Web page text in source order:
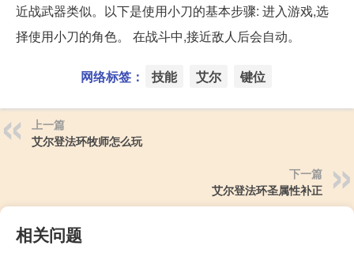
近战武器类似。以下是使用小刀的基本步骤: 进入游戏,选
择使用小刀的角色。 在战斗中,接近敌人后会自动。
网络标签： 技能 艾尔 键位
上一篇
艾尔登法环牧师怎么玩
下一篇
艾尔登法环圣属性补正
相关问题